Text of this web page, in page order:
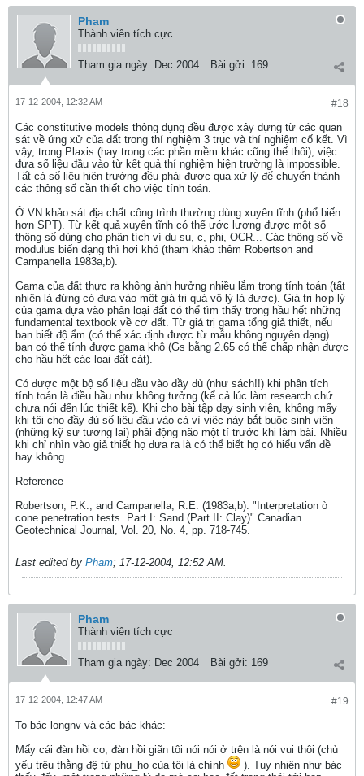
Pham
Thành viên tích cực
Tham gia ngày: Dec 2004 Bài gởi: 169
#18
17-12-2004, 12:32 AM
Các constitutive models thông dụng đều được xây dựng từ các quan
sát về ứng xử của đất trong thí nghiệm 3 trục và thí nghiệm cố kết. Vì
vậy, trong Plaxis (hay trong các phần mềm khác cũng thế thôi), việc
đưa số liệu đầu vào từ kết quả thí nghiệm hiện trường là impossible.
Tất cả số liệu hiện trường đều phải được qua xử lý để chuyển thành
các thông số cần thiết cho việc tính toán.
Ở VN khảo sát địa chất công trình thường dùng xuyên tĩnh (phổ biến
hơn SPT). Từ kết quả xuyên tĩnh có thể ước lượng được một số
thông số dùng cho phân tích ví dụ su, c, phi, OCR... Các thông số về
modulus biến dạng thì hơi khó (tham khảo thêm Robertson and
Campanella 1983a,b).
Gama của đất thực ra không ảnh hưởng nhiều lắm trong tính toán (tất
nhiên là đừng có đưa vào một giá trị quá vô lý là được). Giá trị hợp lý
của gama dựa vào phân loại đất có thể tìm thấy trong hầu hết những
fundamental textbook về cơ đất. Từ giá trị gama tổng giả thiết, nếu
bạn biết độ ẩm (có thể xác định được từ mẫu không nguyên dạng)
bạn có thể tính được gama khô (Gs bằng 2.65 có thể chấp nhận được
cho hầu hết các loại đất cát).
Có được một bộ số liệu đầu vào đầy đủ (như sách!!) khi phân tích
tính toán là điều hầu như không tưởng (kể cả lúc làm research chứ
chưa nói đến lúc thiết kế). Khi cho bài tập dạy sinh viên, không mấy
khi tôi cho đầy đủ số liệu đầu vào cả vì việc này bắt buộc sinh viên
(những kỹ sư tương lai) phải động não một tí trước khi làm bài. Nhiều
khi chỉ nhìn vào giả thiết họ đưa ra là có thể biết họ có hiểu vấn đề
hay không.
Reference
Robertson, P.K., and Campanella, R.E. (1983a,b). "Interpretation ò
cone penetration tests. Part I: Sand (Part II: Clay)" Canadian
Geotechnical Journal, Vol. 20, No. 4, pp. 718-745.
Last edited by Pham; 17-12-2004, 12:52 AM.
Pham
Thành viên tích cực
Tham gia ngày: Dec 2004 Bài gởi: 169
#19
17-12-2004, 12:47 AM
To bác longnv và các bác khác:
Mấy cái đàn hồi co, đàn hồi giãn tôi nói nói ở trên là nói vui thôi (chủ
yếu trêu thằng đệ tử phu_ho của tôi là chính
). Tuy nhiên như bác